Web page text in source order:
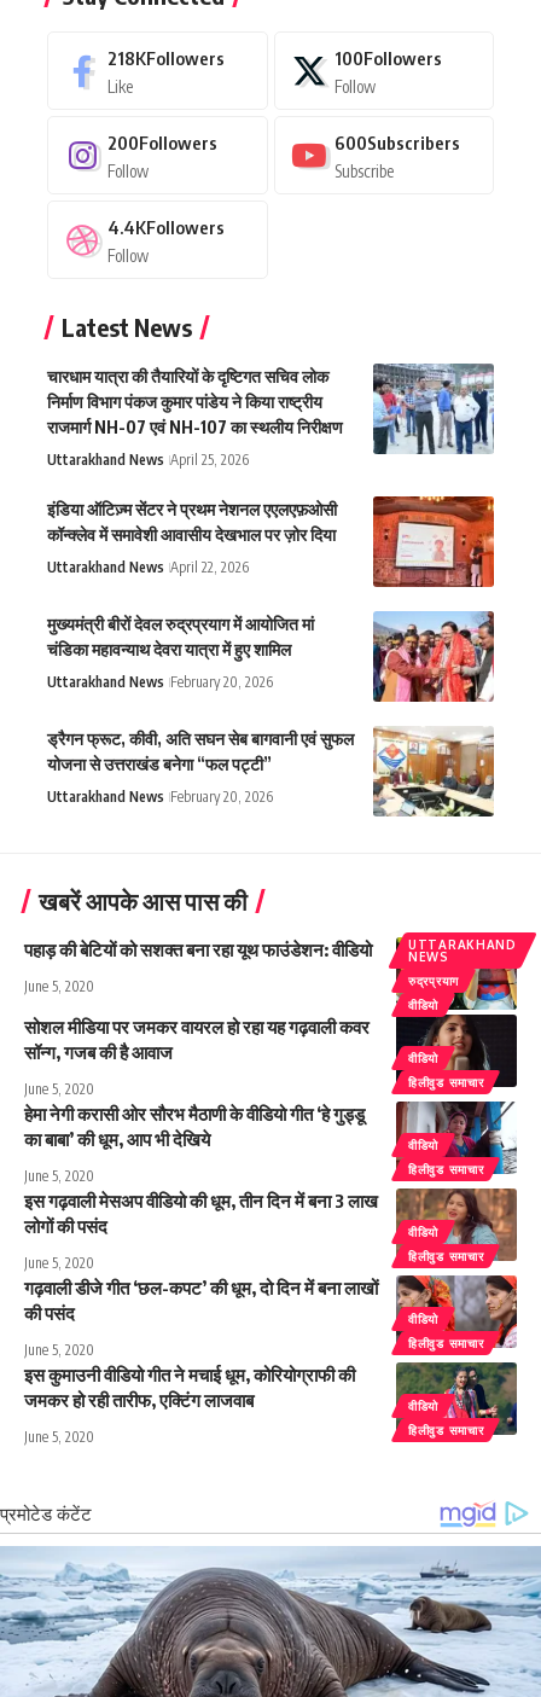
218KFollowers
Like
100Followers
Follow
200Followers
Follow
600Subscribers
Subscribe
4.4KFollowers
Follow
Latest News
चारधाम यात्रा की तैयारियों के दृष्टिगत सचिव लोक
निर्माण विभाग पंकज कुमार पांडेय ने किया राष्ट्रीय
राजमार्ग NH-07 एवं NH-107 का स्थलीय निरीक्षण
Uttarakhand News April 25, 2026
इंडिया ऑटिज़्म सेंटर ने प्रथम नेशनल एएलएफ़ओसी
कॉन्क्लेव में समावेशी आवासीय देखभाल पर ज़ोर दिया
Uttarakhand News April 22, 2026
मुख्यमंत्री बीरों देवल रुद्रप्रयाग में आयोजित मां
चंडिका महावन्याथ देवरा यात्रा में हुए शामिल
Uttarakhand News February 20, 2026
ड्रैगन फ्रूट, कीवी, अति सघन सेब बागवानी एवं सुफल
योजना से उत्तराखंड बनेगा “फल पट्टी”
Uttarakhand News February 20, 2026
खबरें आपके आस पास की
UTTARAKHAND
NEWS
रुद्रप्रयाग
वीडियो
पहाड़ की बेटियों को सशक्त बना रहा यूथ फाउंडेशन: वीडियो
June 5, 2020
वीडियो
हिलीवुड समाचार
सोशल मीडिया पर जमकर वायरल हो रहा यह गढ़वाली कवर
सॉन्ग, गजब की है आवाज
June 5, 2020
वीडियो
हिलीवुड समाचार
हेमा नेगी करासी ओर सौरभ मैठाणी के वीडियो गीत ‘हे गुड्डू
का बाबा’ की धूम, आप भी देखिये
June 5, 2020
वीडियो
हिलीवुड समाचार
इस गढ़वाली मेसअप वीडियो की धूम, तीन दिन में बना 3 लाख
लोगों की पसंद
June 5, 2020
वीडियो
हिलीवुड समाचार
गढ़वाली डीजे गीत ‘छल-कपट’ की धूम, दो दिन में बना लाखों
की पसंद
June 5, 2020
वीडियो
हिलीवुड समाचार
इस कुमाउनी वीडियो गीत ने मचाई धूम, कोरियोग्राफी की
जमकर हो रही तारीफ, एक्टिंग लाजवाब
June 5, 2020